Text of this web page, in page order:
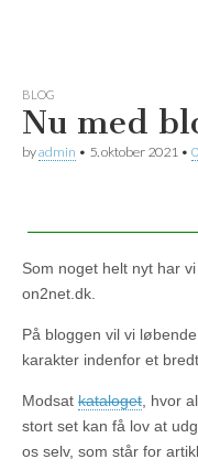
BLOG
Nu med
byadmin • 5. oktober 2021 •
Som noget helt nyt har
on2net.dk.
På bloggen vil vi
karakter indenfor et
Modsat kataloget , hvor
stort set kan få lov at
os selv, som står for